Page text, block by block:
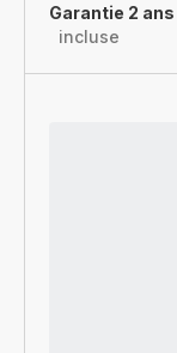
Garantie 2 ans
incluse